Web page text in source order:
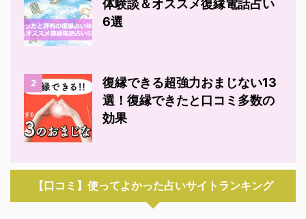
体験談＆オススメ復縁電話占い
6選
2
復縁できる超強力おまじない13
選！復縁できたと口コミ多数の
効果
【口コミ】使ってよかった占いサイトランキング